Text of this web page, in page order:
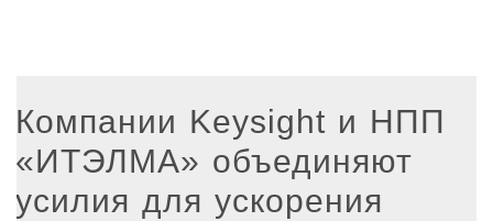
Компании Keysight и НПП
«ИТЭЛМА» объединяют
усилия для ускорения